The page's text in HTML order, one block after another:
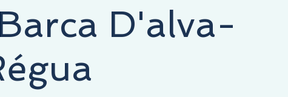
D'alva-